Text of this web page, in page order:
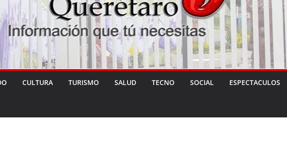
CULTURA TURISMO SALUD TECNO SOCIAL ESPECTACULOS